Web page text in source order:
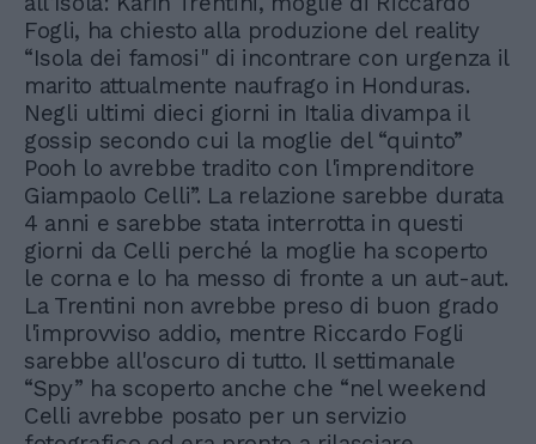
Fogli, ha chiesto alla produzione del reality
“Isola dei famosi" di incontrare con urgenza il
marito attualmente naufrago in Honduras.
Negli ultimi dieci giorni in Italia divampa il
gossip secondo cui la moglie del “quinto”
Pooh lo avrebbe tradito con l'imprenditore
Giampaolo Celli”. La relazione sarebbe durata
4 anni e sarebbe stata interrotta in questi
giorni da Celli perché la moglie ha scoperto
le corna e lo ha messo di fronte a un aut-aut.
La Trentini non avrebbe preso di buon grado
l'improvviso addio, mentre Riccardo Fogli
sarebbe all'oscuro di tutto. Il settimanale
“Spy” ha scoperto anche che “nel weekend
Celli avrebbe posato per un servizio